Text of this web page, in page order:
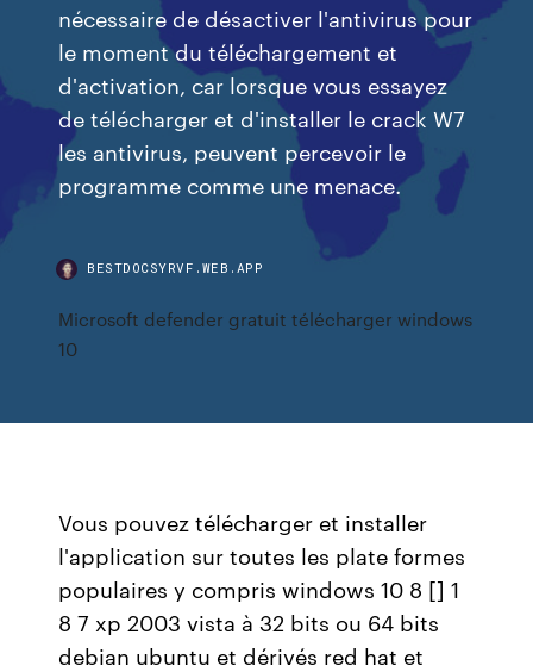
nécessaire de désactiver l'antivirus pour
le moment du téléchargement et
d'activation, car lorsque vous essayez
de télécharger et d'installer le crack W7
les antivirus, peuvent percevoir le
programme comme une menace.
BESTDOCSYRVF.WEB.APP
Microsoft defender gratuit télécharger windows
10
Vous pouvez télécharger et installer
l'application sur toutes les plate formes
populaires y compris windows 10 8 [] 1
8 7 xp 2003 vista à 32 bits ou 64 bits
debian ubuntu et dérivés red hat et